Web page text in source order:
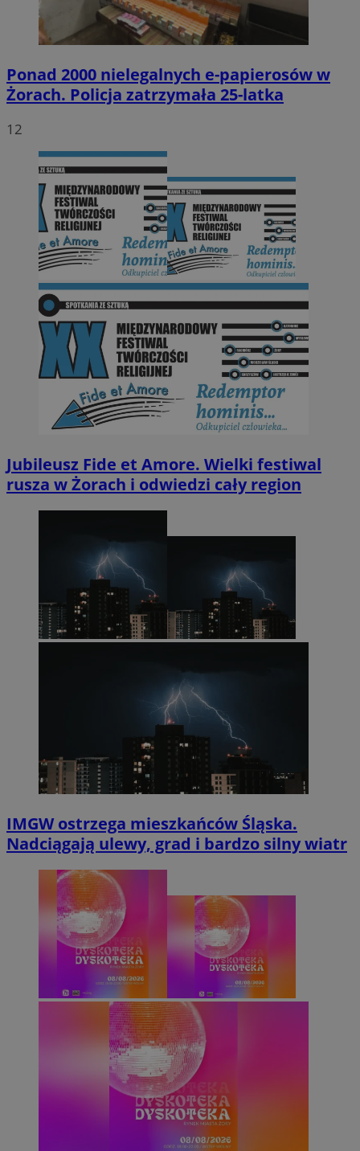
Ponad 2000 nielegalnych e-papierosów w
Żorach. Policja zatrzymała 25-latka
12
Jubileusz Fide et Amore. Wielki festiwal
rusza w Żorach i odwiedzi cały region
IMGW ostrzega mieszkańców Śląska.
Nadciągają ulewy, grad i bardzo silny wiatr